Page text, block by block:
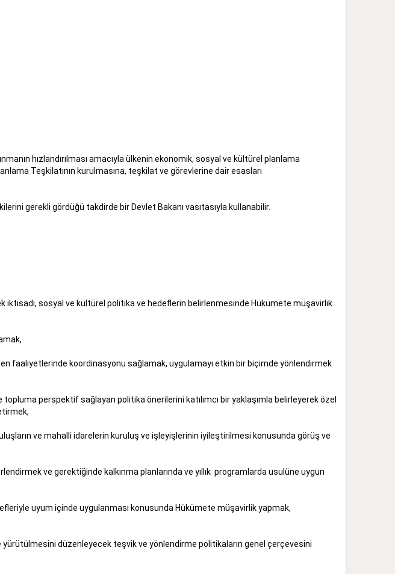
hızlandırılması amacıyla ülkenin ekonomik, sosyal ve kültürel planlama
Teşkilatının kurulmasına, teşkilat ve görevlerine dair esasları
gerekli gördüğü takdirde bir Devlet Bakanı vasıtasıyla kullanabilir.
iktisadi, sosyal ve kültürel politika ve hedeflerin belirlenmesinde Hükümete müşavirlik
hazırlamak,
faaliyetlerinde koordinasyonu sağlamak, uygulamayı etkin bir biçimde yönlendirmek
perspektif sağlayan politika önerilerini katılımcı bir yaklaşımla belirleyerek özel
ve mahalli idarelerin kuruluş ve işleyişlerinin iyileştirilmesi konusunda görüş ve
ve gerektiğinde kalkınma planlarında ve yıllık programlarda usulüne uygun
uyum içinde uygulanması konusunda Hükümete müşavirlik yapmak,
düzenleyecek teşvik ve yönlendirme politikaların genel çerçevesini